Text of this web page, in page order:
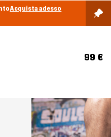
Acquista adesso
99 €